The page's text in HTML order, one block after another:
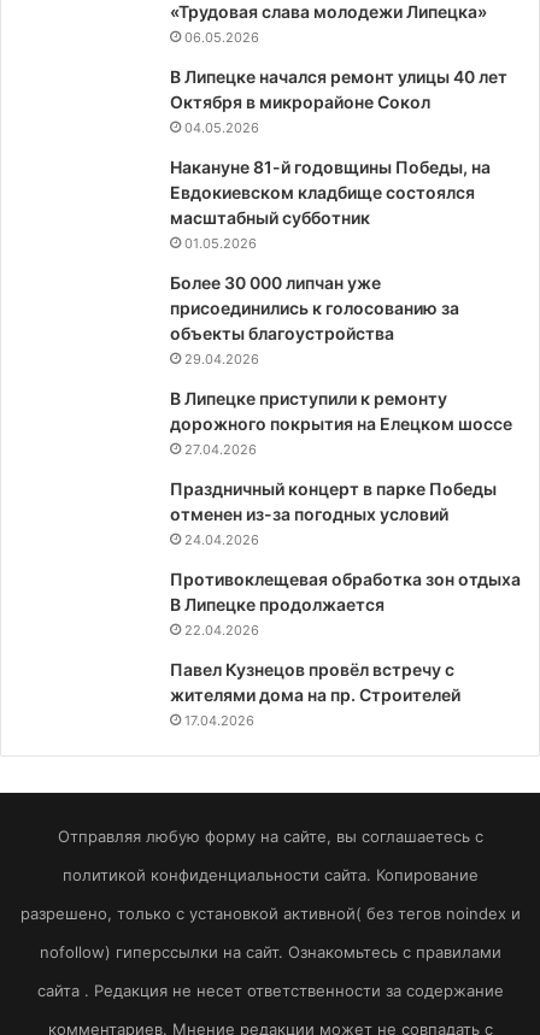
«Трудовая слава молодежи Липецка»
06.05.2026
В Липецке начался ремонт улицы 40 лет
Октября в микрорайоне Сокол
04.05.2026
Накануне 81-й годовщины Победы, на
Евдокиевском кладбище состоялся
масштабный субботник
01.05.2026
Более 30 000 липчан уже
присоединились к голосованию за
объекты благоустройства
29.04.2026
В Липецке приступили к ремонту
дорожного покрытия на Елецком шоссе
27.04.2026
Праздничный концерт в парке Победы
отменен из-за погодных условий
24.04.2026
Противоклещевая обработка зон отдыха
В Липецке продолжается
22.04.2026
Павел Кузнецов провёл встречу с
жителями дома на пр. Строителей
17.04.2026
Отправляя любую форму на сайте, вы соглашаетесь с
политикой конфиденциальности сайта. Копирование
разрешено, только с установкой активной( без тегов noindex и
nofollow) гиперссылки на сайт. Ознакомьтесь с правилами
сайта . Редакция не несет ответственности за содержание
комментариев. Мнение редакции может не совпадать с